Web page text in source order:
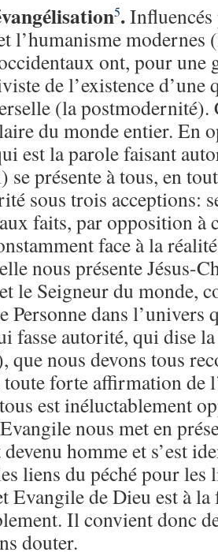
5.
l’humanisme modernes
ont, pour une
de l’existence d’une
(la postmodernité).
du monde entier. En
est la parole faisant
se présente à tous, en
sous trois acceptions:
faits, par opposition à
face à la
nous présente Jésus-
le Seigneur du monde,
Personne dans l’univers
fasse autorité, qui dise
que nous devons tous
forte affirmation de
est inéluctablement
nous met en
homme et s’est
liens du péché pour les
Evangile de Dieu est à
Il convient donc
douter.